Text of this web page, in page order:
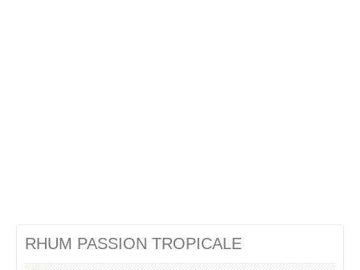
RHUM PASSION TROPICALE